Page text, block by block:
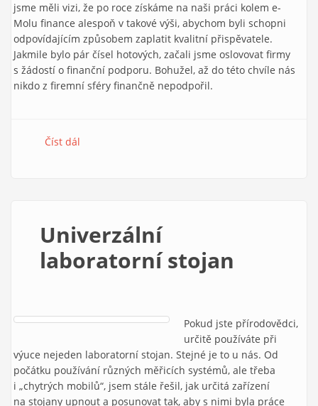
jsme měli vizi, že po roce získáme na naši práci kolem e-
Molu finance alespoň v takové výši, abychom byli schopni
odpovídajícím způsobem zaplatit kvalitní přispěvatele.
Jakmile bylo pár čísel hotových, začali jsme oslovovat firmy
s žádostí o finanční podporu. Bohužel, až do této chvíle nás
nikdo z firemní sféry finančně nepodpořil.
Číst dál
Univerzální
laboratorní stojan
Pokud jste přírodovědci,
určitě používáte při
výuce nejeden laboratorní stojan. Stejné je to u nás. Od
počátku používání různých měřicích systémů, ale třeba
i „chytrých mobilů“, jsem stále řešil, jak určitá zařízení
na stojany upnout a posunovat tak, aby s nimi byla práce